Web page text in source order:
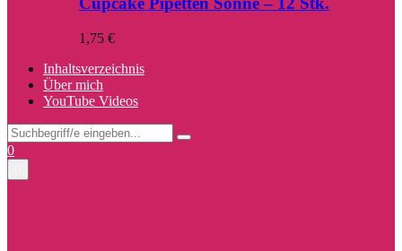
1,75 €
Inhaltsverzeichnis
Über mich
YouTube Videos
Search
for:
Search
Facebook
Twitter
Instagram
Pinterest
Youtube
0
Menu